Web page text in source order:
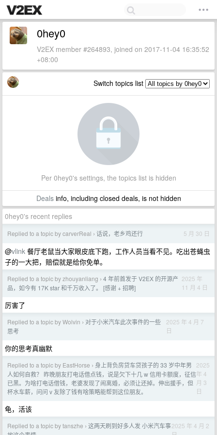
0hey0
V2EX member #264893, joined on 2017-11-04 16:35:52
+08:00
Switch topics list
Per 0hey0's settings, the topics list is hidden
Dealsinfo, including closed deals, is not hidden
0hey0's recent replies
Replied to a topic by carverReal › 话说，老乡鸡还行 5 月 30 日
@vlink 餐厅老鼠当大家眼皮底下跑，工作人员当看不见。吃出苍蝇虫
子的一大把，赔偿就是给你免单。
Replied to a topic by zhouyanliang › 4 年前首发于 V2EX 的开源产
品，如今有 17K star 和千万收入了。 [感谢 + 招聘]
2025 年
11 月 4 日
厉害了
Replied to a topic by Wolvin › 对于小米汽车此次事件的一些
思考
2025 年 4 月 7
日
你的思考真幽默
Replied to a topic by EastHorse › 身上背负房贷车贷孩子的 33 岁中年男
人如何自救？ 昨晚朋友打电话借点钱，说是欠下十几 w 信用卡额度，征信
已黑。为啥打电话借钱，老婆发现了闹离婚，必须让还掉。伸出援手，但
杯水车薪，问问 v 友除了钱有啥策略能帮到这位朋友。
2025
年 4
月 3
日
龟，活该
Replied to a topic by tanszhe › 这两天刷到好多人发 小米汽车事2025 年 4 月 2